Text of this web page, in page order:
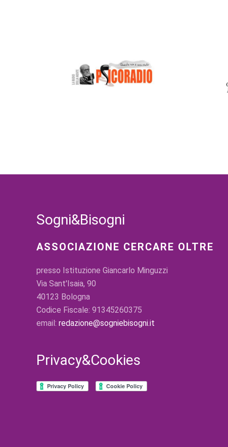
Sogni&Bisogni
ASSOCIAZIONE CERCARE OLTRE
presso Istituzione Giancarlo Minguzzi
Via Sant'Isaia, 90
40123 Bologna
Codice Fiscale: 91345260375
email: redazione@sogniebisogni.it
Privacy&Cookies